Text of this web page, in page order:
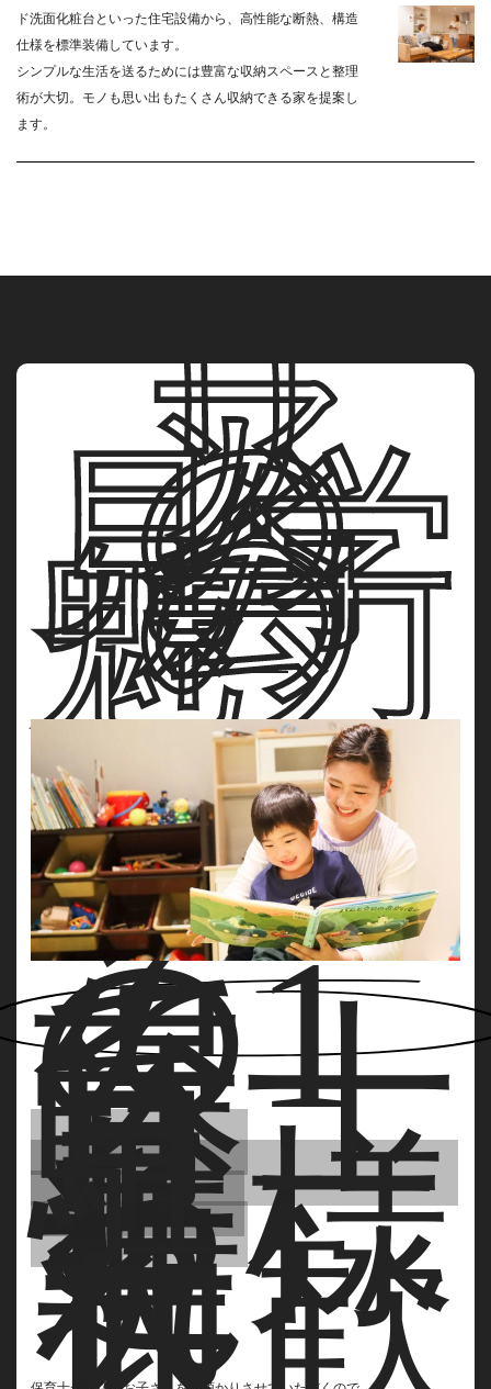
ド洗面化粧台といった住宅設備から、高性能な断熱、構造
仕様を標準装備しています。
シンプルな生活を送るためには豊富な収納スペースと整理
術が大切。モノも思い出もたくさん収納できる家を提案し
ます。
リ
ア
ン
の
見学
会
の
魅力
そ
の1
保
育士
常
駐
お
子様
連
れ
大歓